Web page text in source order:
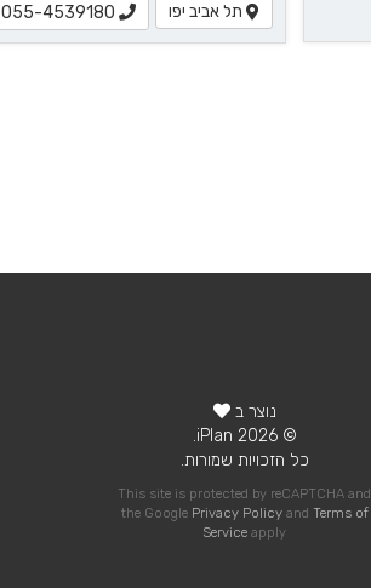
תל אביב יפו 055-4539180
נוצר ב
© 2026 iPlan.
כל הזכויות שמורות.
This site is protected by reCAPTCHA and
the Google Privacy Policyand Terms of
Service apply